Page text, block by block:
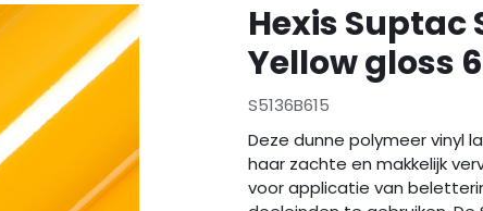
Hexis Suptac
Yellow gloss
S5136B615
Deze dunne polymeer vinyl
haar zachte en makkelijk
voor applicatie van